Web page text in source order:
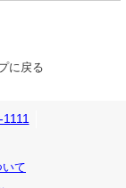
に戻る
て